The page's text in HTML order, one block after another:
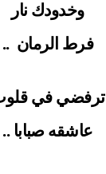
وخدودك نار
فرط الرمان ..
ترفضي في
عاشقه صبابا ..